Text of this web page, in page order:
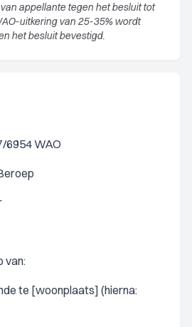
appellante tegen het besluit tot
uitkering van 25-35% wordt
het besluit bevestigd.
6954 WAO
van:
te [woonplaats] (hierna: